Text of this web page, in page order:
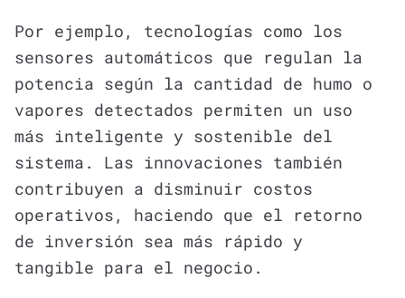
Por ejemplo, tecnologías como los
sensores automáticos que regulan la
potencia según la cantidad de humo o
vapores detectados permiten un uso
más inteligente y sostenible del
sistema. Las innovaciones también
contribuyen a disminuir costos
operativos, haciendo que el retorno
de inversión sea más rápido y
tangible para el negocio.